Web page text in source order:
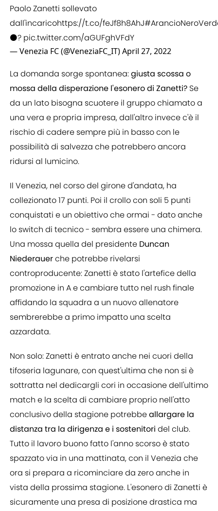
Paolo Zanetti sollevato
dall'incaricohttps://t.co/feJf8h8AhJ
⚫? pic.twitter.com/aGUFghVFdY
— Venezia FC (@VeneziaFC_IT)April 27, 2022
La domanda sorge spontanea:giusta scossa o
mossa della disperazione l'esonero di Zanetti? Se
da un lato bisogna scuotere il gruppo chiamato a
una vera e propria impresa, dall'altro invece c'è il
rischio di cadere sempre più in basso con le
possibilità di salvezza che potrebbero ancora
ridursi al lumicino.
Il Venezia, nel corso del girone d'andata, ha
collezionato 17 punti. Poi il crollo con soli 5 punti
conquistati e un obiettivo che ormai - dato anche
lo switch di tecnico - sembra essere una chimera.
Una mossa quella del presidente Duncan
Niederauerche potrebbe rivelarsi
controproducente: Zanetti è stato l'artefice della
promozione in A e cambiare tutto nel rush finale
affidando la squadra a un nuovo allenatore
sembrerebbe a primo impatto una scelta
azzardata.
Non solo: Zanetti è entrato anche nei cuori della
tifoseria lagunare, con quest'ultima che non si è
sottratta nel dedicargli cori in occasione dell'ultimo
match e la scelta di cambiare proprio nell'atto
conclusivo della stagione potrebbeallargare la
distanza tra la dirigenza e i sostenitori del club.
Tutto il lavoro buono fatto l'anno scorso è stato
spazzato via in una mattinata, con il Venezia che
ora si prepara a ricominciare da zero anche in
vista della prossima stagione. L'esonero di Zanetti è
sicuramente una presa di posizione drastica ma